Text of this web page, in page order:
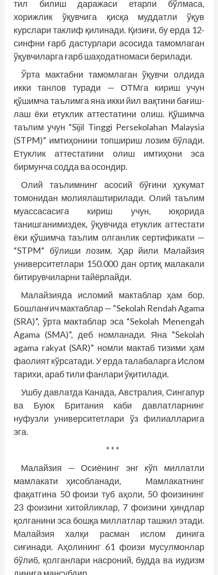
тил билиш даражаси етарли бўлмаса,
хорижлик ўқувчига қисқа муддатли ўқув
курслари таклиф қилинади. Қизиғи, бу ерда 12-
синфни ғарб дастурлари асосида тамомлаган
ўқувчиларга ғарб шаҳодатномаси берилади.
Ўрта мактабни тамомлаган ўқувчи олдида
икки танлов туради — ОТМга кириш учун
қўшимча таълимга яна икки йил вақтини бағиш­
лаш ёки етуклик аттестатини олиш. Қўшимча
таълим учун “Sijil Tinggi Persekolahan Malaysia
(STPM)” имтиҳонини топшириш лозим бўлади.
Етуклик аттестатини олиш имтиҳони эса
бирмунча содда ва осондир.
Олий таълимнинг асосий бўғини ҳукумат
томонидан молиялаштирилади. Олий таълим
муассасасига кириш учун, юқорида
танишганимиздек, ўқувчида етуклик аттестати
ёки қўшимча таълим олганлик сертификати —
“STPM” бўлиши лозим. Ҳар йили Малайзия
университетлари 150.000 дан ортиқ малакали
битирувчиларни тайёрлайди.
Малайзияда исломий мактаблар ҳам бор.
Бошланғич мактаблар — “Sekolah Rendah Agama
(SRA)”, ўрта мактаблар эса “Sekolah Menengah
Agama (SMA)”, деб номланади. Яна “Sekolah
agama rakyat (SAR)” номли мактаб тизими ҳам
фаолият кўрсатади. У ерда талабаларга Ислом
тарихи, араб тили фанлари ўқитилади.
Ушбу давлатда Канада, Австралия, Сингапур
ва Буюк Британия каби давлатларнинг
нуфузли университетлари ўз филиалларига
эга.
* * *
Малайзия — Осиёнинг энг кўп миллатли
мамлакати ҳисобланади, Мамлакатнинг
фақатгина 50 фоизи туб аҳоли, 50 фоизининг
23 фоизини хитойликлар, 7 фоизини ҳиндлар
қолганини эса бошқа миллатлар ташкил этади.
Малайзия халқи расман ислом динига
сиғинади. Аҳолининг 61 фоизи мусулмонлар
бўлиб, қолганлари насроний, будда ва иудизм